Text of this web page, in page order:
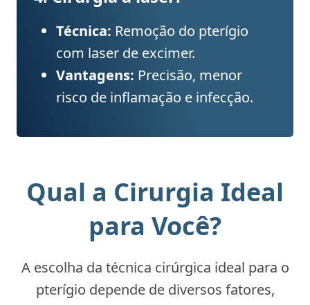
Técnica: Remoção do pterígio
com laser de excimer.
Vantagens: Precisão, menor
risco de inflamação e infecção.
Qual a Cirurgia Ideal
para Você?
A escolha da técnica cirúrgica ideal para o
pterígio depende de diversos fatores,